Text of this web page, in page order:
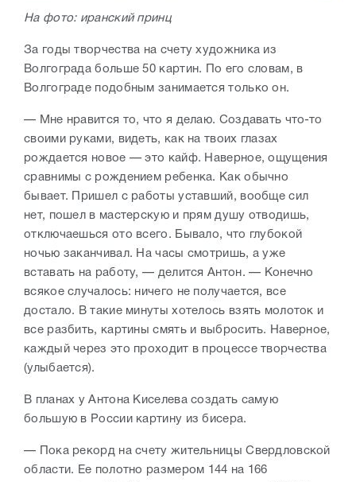
На фото: иранский принц
За годы творчества на счету художника из
Волгограда больше 50 картин. По его словам, в
Волгограде подобным занимается только он.
— Мне нравится то, что я делаю. Создавать что-то
своими руками, видеть, как на твоих глазах
рождается новое — это кайф. Наверное, ощущения
сравнимы с рождением ребенка. Как обычно
бывает. Пришел с работы уставший, вообще сил
нет, пошел в мастерскую и прям душу отводишь,
отключаешься ото всего. Бывало, что глубокой
ночью заканчивал. На часы смотришь, а уже
вставать на работу, — делится Антон. — Конечно
всякое случалось: ничего не получается, все
достало. В такие минуты хотелось взять молоток и
все разбить, картины смять и выбросить. Наверное,
каждый через это проходит в процессе творчества
(улыбается).
В планах у Антона Киселева создать самую
большую в России картину из бисера.
— Пока рекорд на счету жительницы Свердловской
области. Ее полотно размером 144 на 166